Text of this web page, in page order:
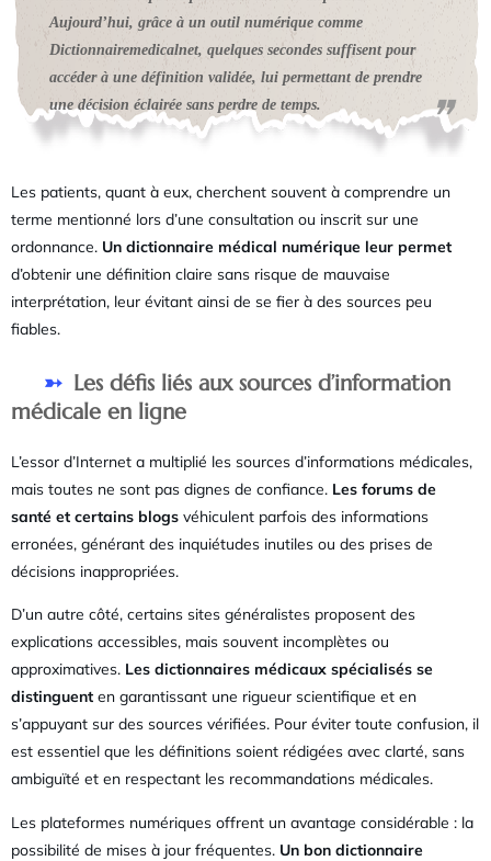
Aujourd’hui, grâce à un outil numérique comme
Dictionnairemedicalnet, quelques secondes suffisent pour
accéder à une définition validée, lui permettant de prendre
une décision éclairée sans perdre de temps.
Les patients, quant à eux, cherchent souvent à comprendre un
terme mentionné lors d’une consultation ou inscrit sur une
ordonnance. Un dictionnaire médical numérique leur permet
d’obtenir une définition claire sans risque de mauvaise
interprétation, leur évitant ainsi de se fier à des sources peu
fiables.
Les défis liés aux sources d’information
médicale en ligne
L’essor d’Internet a multiplié les sources d’informations médicales,
mais toutes ne sont pas dignes de confiance. Les forums de
santé et certains blogs véhiculent parfois des informations
erronées, générant des inquiétudes inutiles ou des prises de
décisions inappropriées.
D’un autre côté, certains sites généralistes proposent des
explications accessibles, mais souvent incomplètes ou
approximatives. Les dictionnaires médicaux spécialisés se
distinguent en garantissant une rigueur scientifique et en
s’appuyant sur des sources vérifiées. Pour éviter toute confusion, il
est essentiel que les définitions soient rédigées avec clarté, sans
ambiguïté et en respectant les recommandations médicales.
Les plateformes numériques offrent un avantage considérable : la
possibilité de mises à jour fréquentes. Un bon dictionnaire